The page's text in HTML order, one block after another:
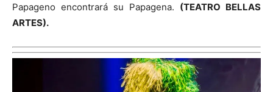
Papageno encontrará su Papagena. (TEATRO BELLAS
ARTES).